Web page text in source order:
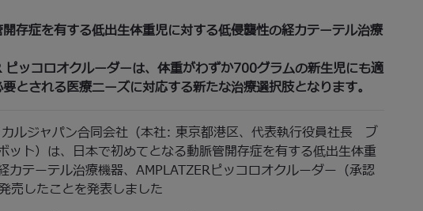
存症を有する低出生体重児に対する低侵襲性の経カテーテル治療
ッコロオクルーダーは、体重がわずか700グラムの新生児にも適
とされる医療ニーズに対応する新たな治療選択肢となります。
ルジャパン合同会社（本社: 東京都港区、代表執行役員社長 ブ
ット）は、日本で初めてとなる動脈管開存症を有する低出生体重
カテーテル治療機器、AMPLATZERピッコロオクルーダー（承認
したことを発表しました